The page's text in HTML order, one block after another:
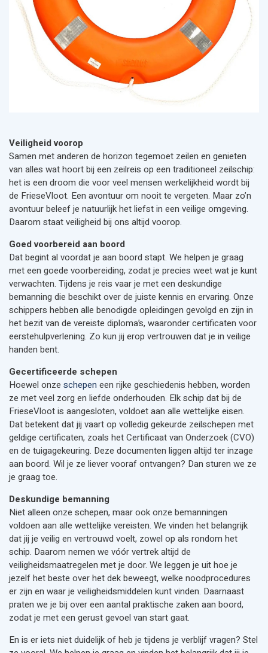
Veiligheid voorop
Samen met anderen de horizon tegemoet zeilen en genieten
van alles wat hoort bij een zeilreis op een traditioneel zeilschip:
het is een droom die voor veel mensen werkelijkheid wordt bij
de FrieseVloot. Een avontuur om nooit te vergeten. Maar zo’n
avontuur beleef je natuurlijk het liefst in een veilige omgeving.
Daarom staat veiligheid bij ons altijd voorop.
Goed voorbereid aan boord
Dat begint al voordat je aan boord stapt. We helpen je graag
met een goede voorbereiding, zodat je precies weet wat je kunt
verwachten. Tijdens je reis vaar je met een deskundige
bemanning die beschikt over de juiste kennis en ervaring. Onze
schippers hebben alle benodigde opleidingen gevolgd en zijn in
het bezit van de vereiste diploma’s, waaronder certificaten voor
eerstehulpverlening. Zo kun jij erop vertrouwen dat je in veilige
handen bent.
Gecertificeerde schepen
Hoewel onze schepen een rijke geschiedenis hebben, worden
ze met veel zorg en liefde onderhouden. Elk schip dat bij de
FrieseVloot is aangesloten, voldoet aan alle wettelijke eisen.
Dat betekent dat jij vaart op volledig gekeurde zeilschepen met
geldige certificaten, zoals het Certificaat van Onderzoek (CVO)
en de tuigagekeuring. Deze documenten liggen altijd ter inzage
aan boord. Wil je ze liever vooraf ontvangen? Dan sturen we ze
je graag toe.
Deskundige bemanning
Niet alleen onze schepen, maar ook onze bemanningen
voldoen aan alle wettelijke vereisten. We vinden het belangrijk
dat jij je veilig en vertrouwd voelt, zowel op als rondom het
schip. Daarom nemen we vóór vertrek altijd de
veiligheidsmaatregelen met je door. We leggen je uit hoe je
jezelf het beste over het dek beweegt, welke noodprocedures
er zijn en waar je veiligheidsmiddelen kunt vinden. Daarnaast
praten we je bij over een aantal praktische zaken aan boord,
zodat je met een gerust gevoel van start gaat.
En is er iets niet duidelijk of heb je tijdens je verblijf vragen? Stel